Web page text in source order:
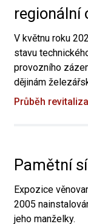
regionální
V květnu roku
stavu
provozního
dějinám
Průběh
Pamětní
Expozice
2005
jeho manželky.